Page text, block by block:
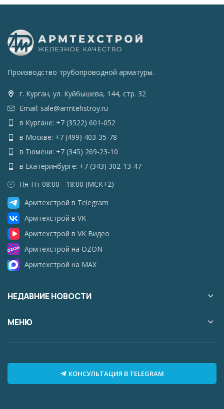
Производство трубопроводной арматуры.
г. Курган, ул. Куйбышева, 144, стр. 32
Email: sale@armtehstroy.ru
в Кургане: +7 (3522) 601-052
в Москве: +7 (499) 403-35-78
в Тюмени: +7 (345) 269-23-10
в Екатеринбурге: +7 (343) 302-13-47
Пн-Пт 08:00 - 18:00 (МСК+2)
Армтехстрой в Telegram
Армтехстрой в VK
Армтехстрой в VK Видео
Армтехстрой на OZON
Армтехстрой на MAX
НЕДАВНИЕ НОВОСТИ
МЕНЮ
КОНСУЛЬТАЦИЯ В TELEGRAM